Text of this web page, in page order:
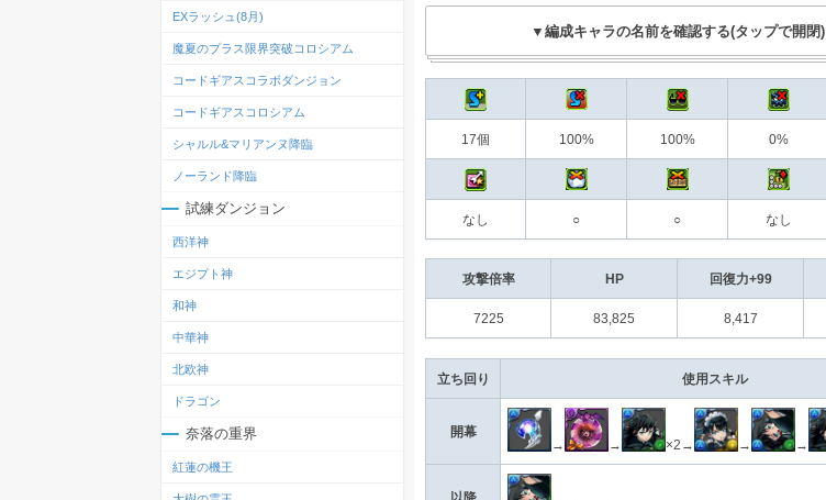
▼編成キャラの名前を確認する(タップで開閉)
17個 100% 100% 0%
なし ○ ○ なし
攻撃倍率 HP 回復力+99
7225 83,825 8,417
立ち回り 使用スキル
開幕
→
→ ×2→ → →
以降
EXラッシュ(8月)
魔夏のプラス限界突破コロシアム
コードギアスコラボダンジョン
コードギアスコロシアム
シャルル&マリアンヌ降臨
ノーランド降臨
試練ダンジョン
西洋神
エジプト神
和神
中華神
北欧神
ドラゴン
奈落の重界
紅蓮の機王